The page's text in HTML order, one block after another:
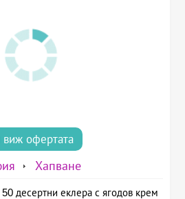
виж офертата
Хапване
десертни еклера с ягодов крем